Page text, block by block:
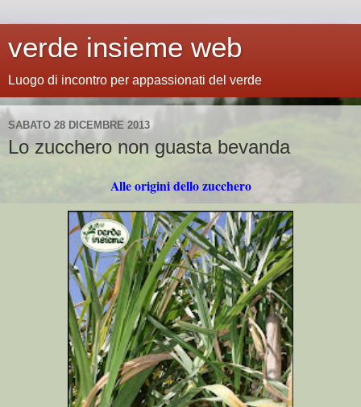
verde insieme web
Luogo di incontro per appassionati del verde
SABATO 28 DICEMBRE 2013
Lo zucchero non guasta bevanda
Alle origini dello zucchero